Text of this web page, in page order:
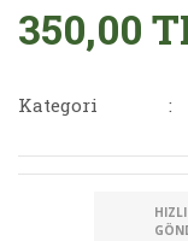
350,00
Kategori
HIZLI